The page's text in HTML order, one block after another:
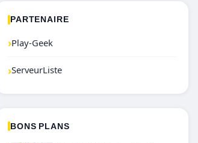
PARTENAIRE
›Play-Geek
›ServeurListe
BONS PLANS